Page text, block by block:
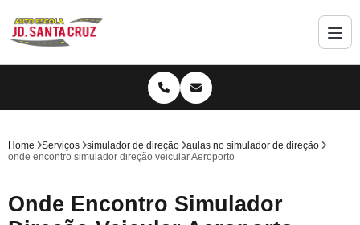
Home Serviços simulador de direção
aulas no simulador de direção
onde encontro simulador direção veicular Aeroporto
Onde Encontro Simulador